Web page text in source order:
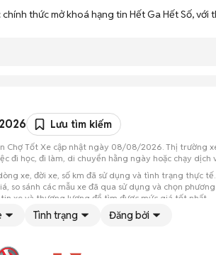
thức mở khoá hạng tin Hết Ga Hết Số,
Lưu tìm kiếm
Chợ Tốt Xe cập nhật ngày 08/08/2026. Thị trường
đi học, đi làm, di chuyển hằng ngày hoặc chạy dịch
xe, đời xe, số km đã sử dụng và tình trạng thực
sánh các mẫu xe đã qua sử dụng và chọn
xe và thương lượng để tìm được mức giá tốt nhất.
Tình trạng Đăng bởi